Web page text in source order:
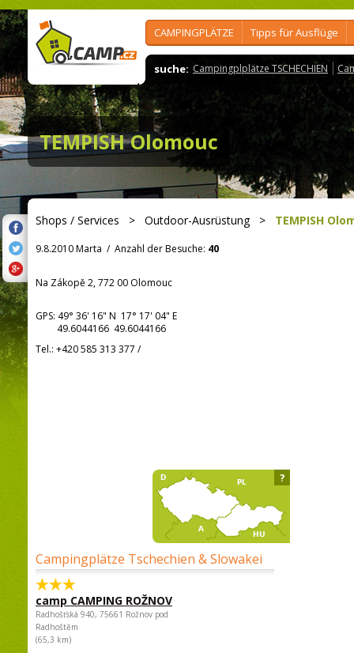
CAMPINGPLÄTZE Tipps für Ausflüge
suche: Campingplplätze TSCHECHIEN
TEMPISH Olomouc
Shops / Services > Outdoor-Ausrüstung> TEMPISH
9.8.2010 Marta / Anzahl der Besuche: 40
Na Zákopě 2, 772 00 Olomouc
GPS: 49° 36' 16" N 17° 17' 04" E
49.6044166 49.6044166
Tel.: +420 585 313 377 /
Campingplätze Tschechien & Slowakei
camp CAMPING ROŽNOV
Radhošťská 940, 75661 Rožnov pod
Radhoštěm
(65,3 km)
?